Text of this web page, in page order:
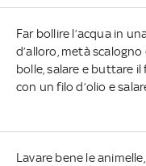
Far bollire l’acqua in
d’alloro, metà
bolle, salare e buttare
con un filo d’olio e
Lavare bene le